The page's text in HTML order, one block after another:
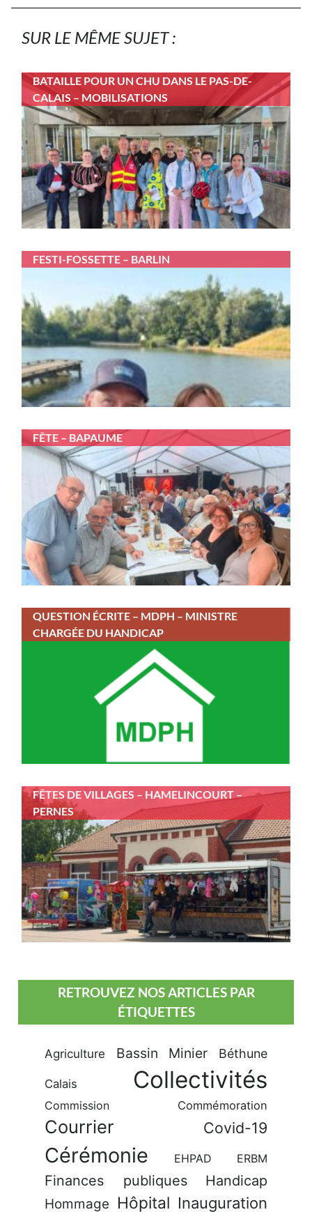
SUR LE MÊME SUJET :
BATAILLE POUR UN CHU DANS LE PAS-DE-
CALAIS – MOBILISATIONS
FESTI-FOSSETTE – BARLIN
FÊTE – BAPAUME
QUESTION ÉCRITE – MDPH – MINISTRE
CHARGÉE DU HANDICAP
FÊTES DE VILLAGES – HAMELINCOURT –
PERNES
RETROUVEZ NOS ARTICLES PAR
ÉTIQUETTES
Agriculture Bassin Minier Béthune
Calais Collectivités
Commission Commémoration
Courrier Covid-19
Cérémonie EHPAD ERBM
Finances publiques Handicap
Hommage Hôpital Inauguration